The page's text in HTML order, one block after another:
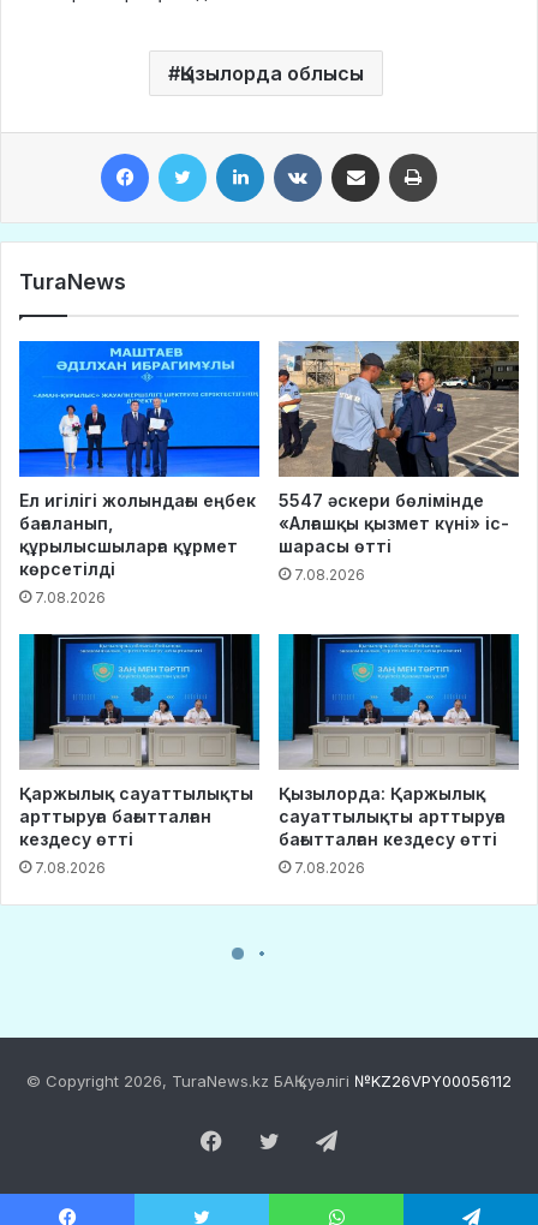
© Copyright 2026, TuraNews.kz БАҚ куәлігі №KZ26VPY00056112
Facebook
Twitter